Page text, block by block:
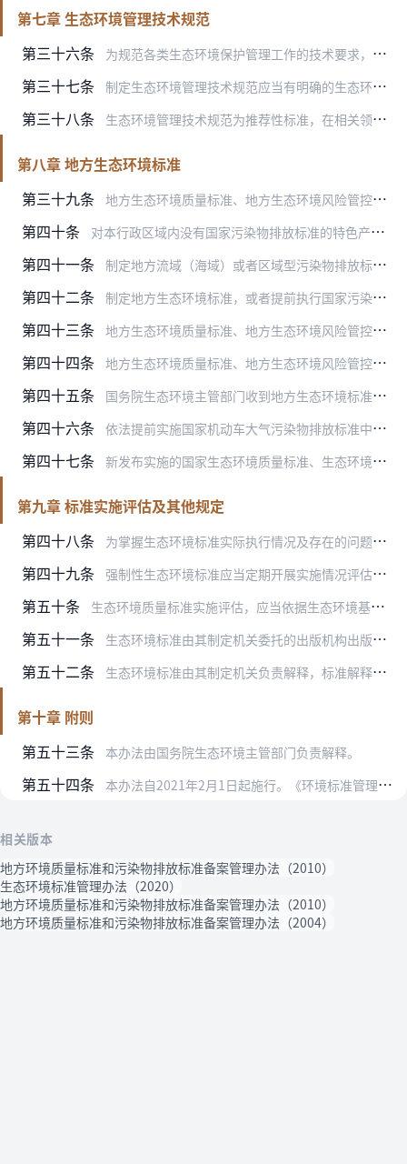
第七章 生态环境管理技术规范
第三十六条
为规范各类生态环境保护管理工作的技术要求，制定生态环境管理技术规范，包括大气、水、海洋、土壤、固体废物、化学品、核与辐射安全、声与振动、自然生态、应对气候变化等…
第三十七条 制定生态环境管理技术规范应当有明确的生态环境管理需求，内容科学合理，针对性和可操作性强，有利于规范生态环境管理工作。
第三十八条 生态环境管理技术规范为推荐性标准，在相关领域环境管理中实施。
第八章 地方生态环境标准
第三十九条
地方生态环境质量标准、地方生态环境风险管控标准和地方污染物排放标准可以对国家相应标准中未规定的项目作出补充规定，也可以对国家相应标准中已规定的项目作出更加严格的…
第四十条 对本行政区域内没有国家污染物排放标准的特色产业、特有污染物，或者国家有明确要求的特定污染源或者污染物，应当补充制定地方污染物排放标准。
第四十一条 制定地方流域（海域）或者区域型污染物排放标准，应当按照生态环境质量改善要求，进行合理分区，确定污染物排放控制要求，促进流域（海域）或者区域内行业优化布局、调整结…
第四十二条 制定地方生态环境标准，或者提前执行国家污染物排放标准中相应排放控制要求的，应当根据本行政区域生态环境质量改善需求和经济、技术条件，进行全面评估论证，并充分听取各…
第四十三条 地方生态环境质量标准、地方生态环境风险管控标准和地方污染物排放标准发布后，省级人民政府或者其委托的省级生态环境主管部门应当依法报国务院生态环境主管部门备案。
第四十四条 地方生态环境质量标准、地方生态环境风险管控标准和地方污染物排放标准报国务院生态环境主管部门备案时，应当提交标准文本、编制说明、发布文件等材料。
第四十五条 国务院生态环境主管部门收到地方生态环境标准备案材料后，予以备案，并公开相关备案信息；发现问题的，可以告知相关省级生态环境主管部门，建议按照法定程序修改。
第四十六条 依法提前实施国家机动车大气污染物排放标准中相应阶段排放限值的，应当报国务院生态环境主管部门备案。
第四十七条 新发布实施的国家生态环境质量标准、生态环境风险管控标准或者污染物排放标准规定的控制要求严于现行的地方生态环境质量标准、生态环境风险管控标准或者污染物排放标准的，…
第九章 标准实施评估及其他规定
第四十八条
为掌握生态环境标准实际执行情况及存在的问题，提升生态环境标准科学性、系统性、适用性，标准制定机关应当根据生态环境和经济社会发展形势，结合相关科学技术进展和实际工…
第四十九条 强制性生态环境标准应当定期开展实施情况评估，与其配套的推荐性生态环境标准实施情况可以同步开展评估。
第五十条 生态环境质量标准实施评估，应当依据生态环境基准研究进展，针对生态环境质量特征的演变，评估标准技术内容的科学合理性。
第五十一条 生态环境标准由其制定机关委托的出版机构出版、发行，依法公开。省级以上人民政府生态环境主管部门应当在其网站上公布相关的生态环境标准，供公众免费查阅、下载。
第五十二条 生态环境标准由其制定机关负责解释，标准解释与标准正文具有同等效力。相关技术单位可以受标准制定机关委托，对标准内容提供技术咨询。
第十章 附则
第五十三条
本办法由国务院生态环境主管部门负责解释。
第五十四条 本办法自2021年2月1日起施行。《环境标准管理办法》（国家环境保护总局令第3号）和《地方环境质量标准和污染物排放标准备案管理办法》（环境保护部令第9号）同时废…
相关版本
地方环境质量标准和污染物排放标准备案管理办法（2010）
生态环境标准管理办法（2020）
地方环境质量标准和污染物排放标准备案管理办法（2010）
地方环境质量标准和污染物排放标准备案管理办法（2004）